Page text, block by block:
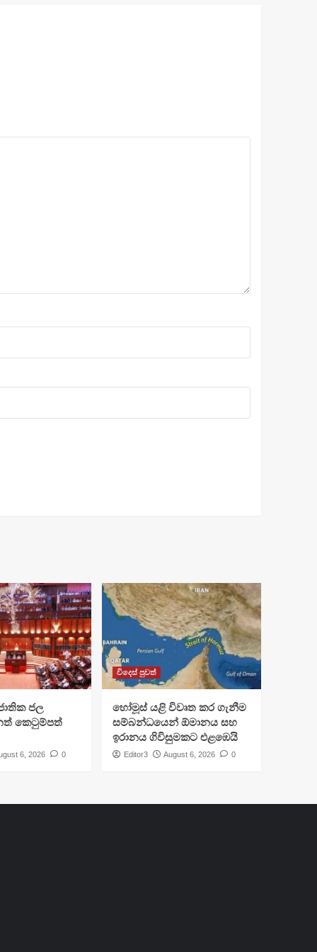
ජල
කෙටුම්පත්
6, 2026 0
විදෙස් පුවත්
හෝමූස් යළි විවෘත කර ගැනීම
සම්බන්ධයෙන් ඕමානය සහ
ඉරානය ගිවිසුමකට එළඹෙයි
Editor3 August 6, 2026 0